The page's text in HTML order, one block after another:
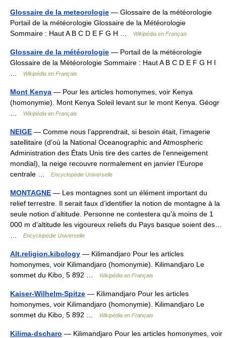
Glossaire de la meteorologie — Glossaire de la météorologie
Portail de la météorologie Glossaire de la Météorologie
Sommaire : Haut A B C D E F G H …
Wikipédia en Français
Glossaire de la météorologie — Portail de la météorologie
Glossaire de la Météorologie Sommaire : Haut A B C D E F G H I
Wikipédia en Français
Mont Kenya — Pour les articles homonymes, voir Kenya
(homonymie). Mont Kenya Soleil levant sur le mont Kenya. Géogr
Wikipédia en Français
NEIGE — Comme nous l’apprendrait, si besoin était, l’imagerie
satellitaire (d’où la National Oceanographic and Atmospheric
Administration des États Unis tire des cartes de l’enneigement
mondial), la neige recouvre normalement en janvier l’Europe
centrale …
Encyclopédie Universelle
MONTAGNE — Les montagnes sont un élément important du
relief terrestre. Il serait faux d’identifier la notion de montagne à la
seule notion d’altitude. Personne ne contestera qu’à moins de 1
000 m d’altitude les vigoureux reliefs du Pays basque soient des…
Encyclopédie Universelle
Alt.religion.kibology — Kilimandjaro Pour les articles
homonymes, voir Kilimandjaro (homonymie). Kilimandjaro Le
sommet du Kibo, 5 892 …
Wikipédia en Français
Kaiser-Wilhelm-Spitze — Kilimandjaro Pour les articles
homonymes, voir Kilimandjaro (homonymie). Kilimandjaro Le
sommet du Kibo, 5 892 …
Wikipédia en Français
Kilima-dscharo — Kilimandjaro Pour les articles homonymes, voir